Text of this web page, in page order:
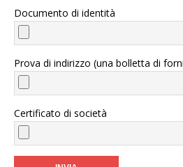
Documento di identità
Prova di indirizzo (una bolletta di
Certificato di società